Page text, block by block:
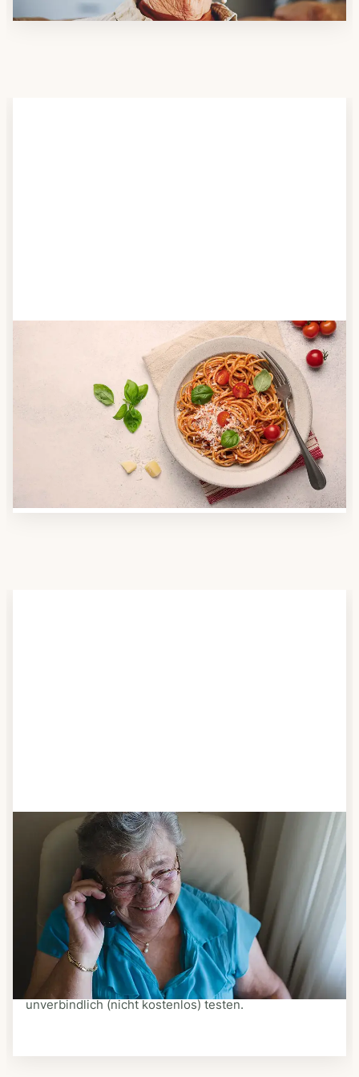
Anbieter finden
Nutzen Sie unsere große Mahlzeiten-Dienst-Suche,
um herauszufinden, welche Anbieter es in Ihrer
Region gibt und welcher am besten zu Ihnen passt.
Verschaffen Sie sich auch einen Überblick über die
Essen auf Rädern-Kosten.
Schritt 3
Bestellen & liefern lassen
Suchen Sie sich aus dem Speiseplan Ihres Anbieters
aus, was Ihnen schmeckt. Bestellen Sie telefonisch,
schriftlich oder im Online-Shop Ihres Anbieters.
Ein Kurier liefert Ihnen das bestellte Essen zum
vereinbarten Zeitpunkt nach Hause. Bei vielen
Anbietern können Sie Essen auf Rädern auch
unverbindlich (nicht kostenlos) testen.